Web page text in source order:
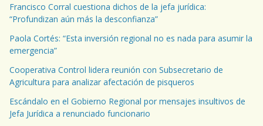
Francisco Corral cuestiona dichos de la jefa jurídica:
“Profundizan aún más la desconfianza”
Paola Cortés: “Esta inversión regional no es nada para asumir la
emergencia”
Cooperativa Control lidera reunión con Subsecretario de
Agricultura para analizar afectación de pisqueros
Escándalo en el Gobierno Regional por mensajes insultivos de
Jefa Jurídica a renunciado funcionario